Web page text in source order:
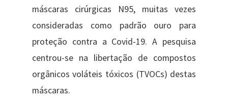
máscaras cirúrgicas N95, muitas vezes
consideradas como padrão ouro para
proteção contra a Covid-19. A ​p​esquisa
centrou-se na libertação de compostos
orgânicos voláteis tóxicos (TVOCs) destas
máscaras.